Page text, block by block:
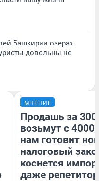
Башкирии озерах
довольны не
МНЕНИЕ
Продашь за
возьмут с
нам готовит
налоговый
коснется
даже